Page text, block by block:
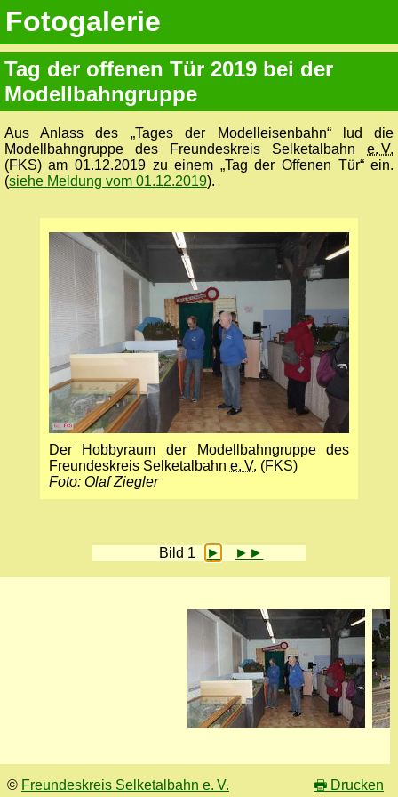
Fotogalerie
Tag der offenen Tür 2019 bei der
Modellbahngruppe
Aus Anlass des „Tages der Modelleisenbahn“ lud die
Modellbahngruppe des Freundeskreis Selketalbahne. V.
(FKS) am 01.12.2019 zu einem „Tag der Offenen Tür“ ein.
(siehe Meldung vom 01.12.2019).
Der Hobbyraum der Modellbahngruppe des
Freundeskreis Selketalbahn e. V. (FKS)
Foto: Olaf Ziegler
Bild 1 ► ►►
© Freundeskreis Selketalbahn e. V. 🖶 Drucken